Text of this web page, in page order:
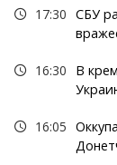
17:30 СБУ
16:30
В
16:05